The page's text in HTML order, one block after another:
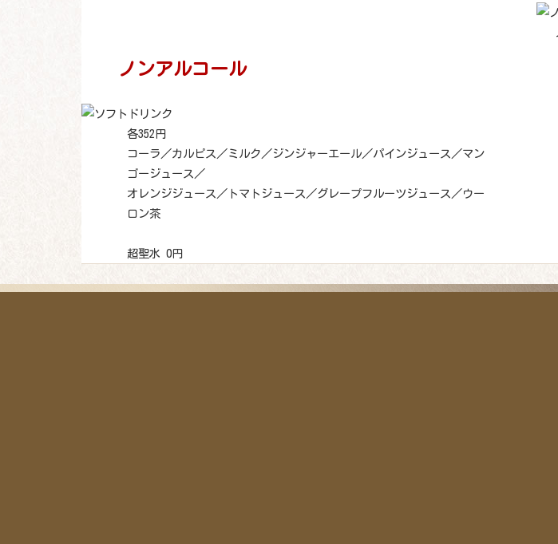
ノンアルコール
各352円
コーラ／カルピス／ミルク／ジンジャーエール／パインジュース／マン
ゴージュース／
オレンジジュース／トマトジュース／グレープフルーツジュース／ウー
ロン茶
超聖水 0円